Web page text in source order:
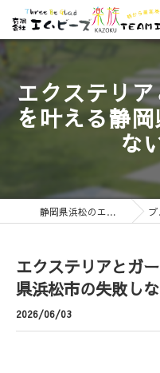
エクステリ
を叶える静
な
静岡県浜松のエクステリアなら有限会社エムビーズ ブログ
エクステリアとガ
県浜松市の失敗し
2026/06/03